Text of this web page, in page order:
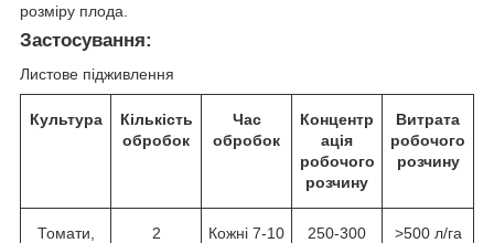
розміру плода.
Застосування:
Листове підживлення
Культура
Кількість
обробок
Час
обробок
Концентр
ація
робочого
розчину
Витрата
робочого
розчину
Томати,
2
Кожні 7-10
250-300
>500 л/га